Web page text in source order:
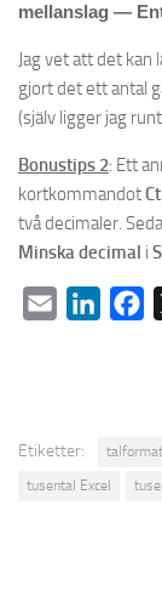
mellanslag —
Jag vet att det kan
gjort det ett antal
(själv ligger jag
Bonustips 2: Ett
kortkommandot
två decimaler.
Minska decimal i
Email
Etiketter: talformat
tusental Excel